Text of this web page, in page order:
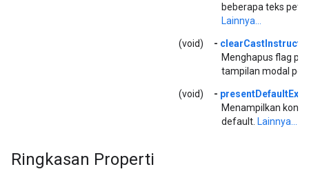
beberapa teks
Lainnya...
(void) -
Menghapus flag
tampilan modal
(void) -
Menampilkan
default. Lainnya...
Ringkasan Properti